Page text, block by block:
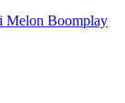
Melon Boomplay